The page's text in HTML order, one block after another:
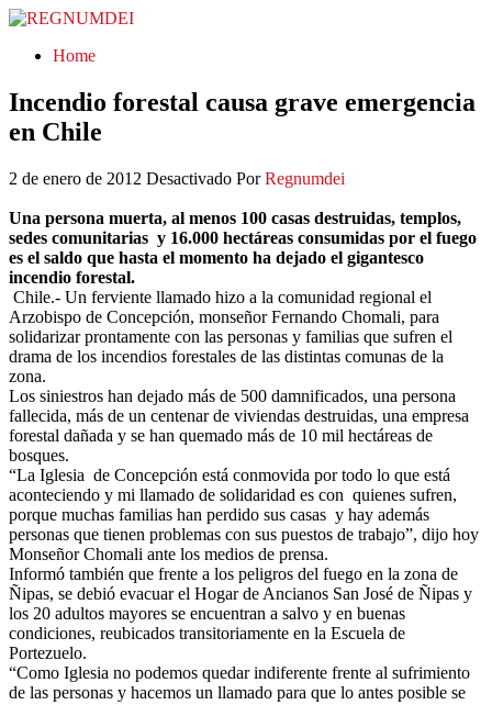
REGNUMDEI
Home
Incendio forestal causa grave emergencia
en Chile
2 de enero de 2012 Desactivado Por Regnumdei
Una persona muerta, al menos 100 casas destruidas, templos,
sedes comunitarias y 16.000 hectáreas consumidas por el fuego
es el saldo que hasta el momento ha dejado el gigantesco
incendio forestal.
Chile.- Un ferviente llamado hizo a la comunidad regional el
Arzobispo de Concepción, monseñor Fernando Chomali, para
solidarizar prontamente con las personas y familias que sufren el
drama de los incendios forestales de las distintas comunas de la
zona.
Los siniestros han dejado más de 500 damnificados, una persona
fallecida, más de un centenar de viviendas destruidas, una empresa
forestal dañada y se han quemado más de 10 mil hectáreas de
bosques.
“La Iglesia de Concepción está conmovida por todo lo que está
aconteciendo y mi llamado de solidaridad es con quienes sufren,
porque muchas familias han perdido sus casas y hay además
personas que tienen problemas con sus puestos de trabajo”, dijo hoy
Monseñor Chomali ante los medios de prensa.
Informó también que frente a los peligros del fuego en la zona de
Ñipas, se debió evacuar el Hogar de Ancianos San José de Ñipas y
los 20 adultos mayores se encuentran a salvo y en buenas
condiciones, reubicados transitoriamente en la Escuela de
Portezuelo.
“Como Iglesia no podemos quedar indiferente frente al sufrimiento
de las personas y hacemos un llamado para que lo antes posible se